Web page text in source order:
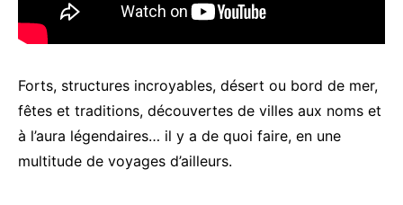
Forts, structures incroyables, désert ou bord de mer,
fêtes et traditions, découvertes de villes aux noms et
à l’aura légendaires… il y a de quoi faire, en une
multitude de voyages d’ailleurs.